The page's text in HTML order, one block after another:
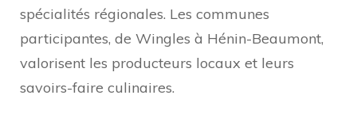
spécialités régionales. Les communes
participantes, de Wingles à Hénin-Beaumont,
valorisent les producteurs locaux et leurs
savoirs-faire culinaires.